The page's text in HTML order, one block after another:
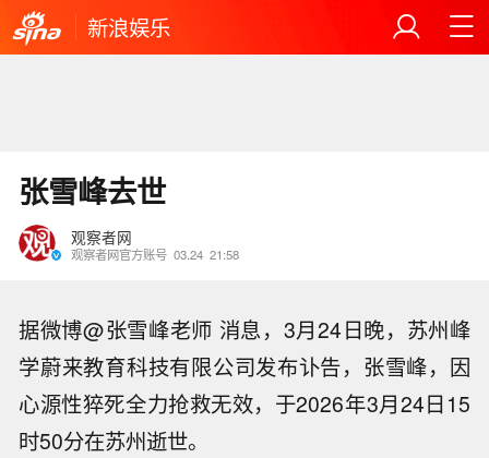
新浪娱乐
张雪峰去世
观察者网
观察者网官方账号 03.24 21:58
据微博@张雪峰老师 消息，3月24日晚，苏州峰
学蔚来教育科技有限公司发布讣告，张雪峰，因
心源性猝死全力抢救无效，于2026年3月24日15
时50分在苏州逝世。